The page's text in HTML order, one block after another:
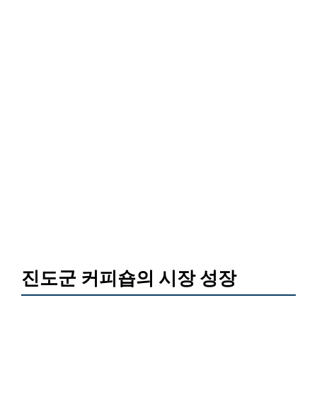
진도군 커피숍의 시장 성장